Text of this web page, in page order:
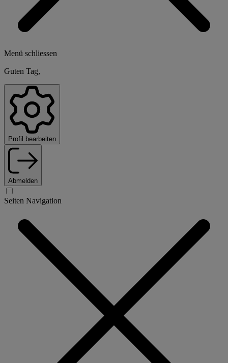
Menü schliessen
Guten Tag,
Profil bearbeiten
Abmelden
Seiten Navigation